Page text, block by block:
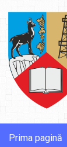
Prima pagină